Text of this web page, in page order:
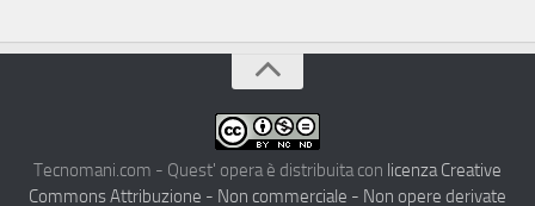
Tecnomani.com - Quest' opera è distribuita con licenza Creative
Commons Attribuzione - Non commerciale - Non opere derivate